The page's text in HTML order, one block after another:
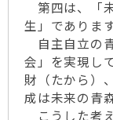
第四は、「
生」であります
自主自立の
会」を実現し
財（たから）
成は未来の青
こうした考